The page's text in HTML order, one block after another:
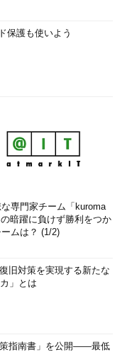
保護も使いよう
専門家チーム「kuroma
暗躍に負けず勝利をつか
ムは？ (1/2)
旧対策を実現する新たな
」とは
指南書」を公開――最低